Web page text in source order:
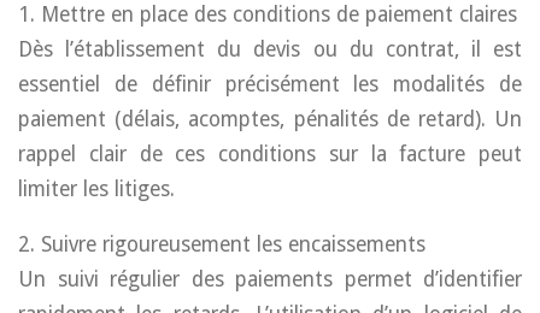
1. Mettre en place des conditions de paiement claires
Dès l’établissement du devis ou du contrat, il est
essentiel de définir précisément les modalités de
paiement (délais, acomptes, pénalités de retard). Un
rappel clair de ces conditions sur la facture peut
limiter les litiges.
2. Suivre rigoureusement les encaissements
Un suivi régulier des paiements permet d’identifier